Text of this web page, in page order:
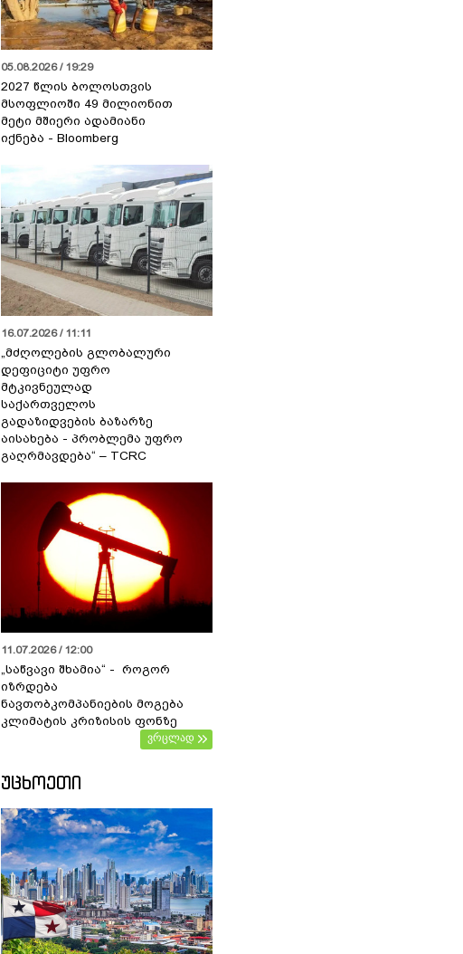
05.08.2026 / 19:29
2027 წლის ბოლოსთვის
მსოფლიოში 49 მილიონით
მეტი მშიერი ადამიანი
იქნება - Bloomberg
16.07.2026 / 11:11
„მძღოლების გლობალური
დეფიციტი უფრო
მტკივნეულად
საქართველოს
გადაზიდვების ბაზარზე
აისახება - პრობლემა უფრო
გაღრმავდება“ – TCRC
11.07.2026 / 12:00
„საწვავი შხამია“ - როგორ
იზრდება
ნავთობკომპანიების მოგება
კლიმატის კრიზისის ფონზე
ვრცლად
ᲣᲪᲮᲝᲔᲗᲘ